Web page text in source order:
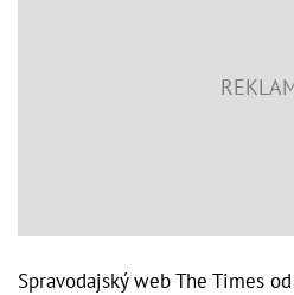
Spravodajský web The Times